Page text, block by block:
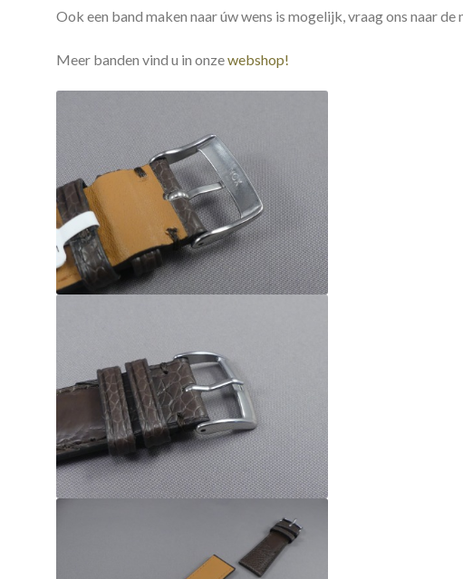
Ook een band maken naar úw wens is mogelijk, vraag ons naar de
Meer banden vind u in onzewebshop!